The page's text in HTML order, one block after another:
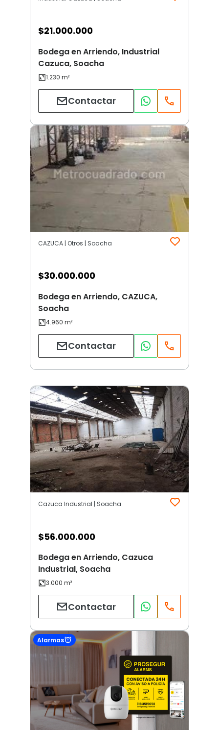
$21.000.000
Bodega en Arriendo, Industrial
Cazuca, Soacha
Contactar
CAZUCA | Otros | Soacha
$30.000.000
Bodega en Arriendo, CAZUCA,
Soacha
Contactar
Cazuca Industrial | Soacha
$56.000.000
Bodega en Arriendo, Cazuca
Industrial, Soacha
Contactar
Alarmas